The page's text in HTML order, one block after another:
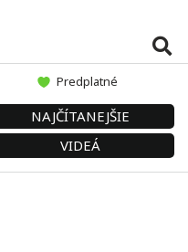
Predplatné
NAJČÍTANEJŠIE
VIDEÁ